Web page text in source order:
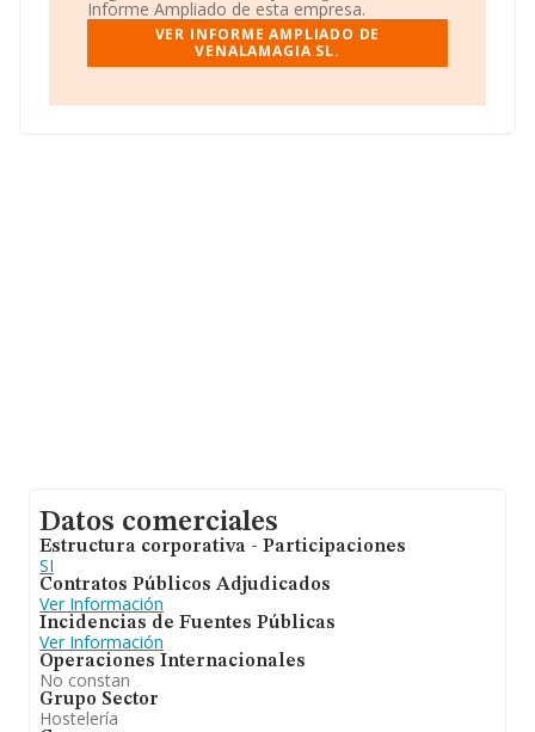
empresa no tiene actividad en mercados exteriores.
En cuanto al rendimiento de la empresa en 2024,
comparado con el año anterior, el ebitda ha
Informe Ampliado de esta empresa.
VER INFORME AMPLIADO DE
VENALAMAGIA SL.
Datos comerciales
Estructura corporativa - Participaciones
SI
Contratos Públicos Adjudicados
Ver Información
Incidencias de Fuentes Públicas
Ver Información
Operaciones Internacionales
No constan
Grupo Sector
Hostelería